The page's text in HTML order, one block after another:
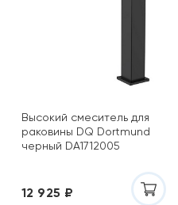
Высокий смеситель для
раковины DQ Dortmund
черный DA1712005
12 925 ₽